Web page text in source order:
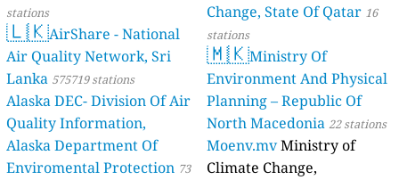
stations
🇱🇰AirShare - National
Air Quality Network, Sri
Lanka 575719 stations
Alaska DEC- Division Of Air
Quality Information,
Alaska Department Of
Enviromental Protection 73
Change, State Of Qatar 16
stations
🇲🇰Ministry Of
Environment And Physical
Planning – Republic Of
North Macedonia 22 stations
Moenv.mvMinistry of
Climate Change,